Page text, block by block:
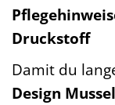
Druckstoff
Damit du
Design